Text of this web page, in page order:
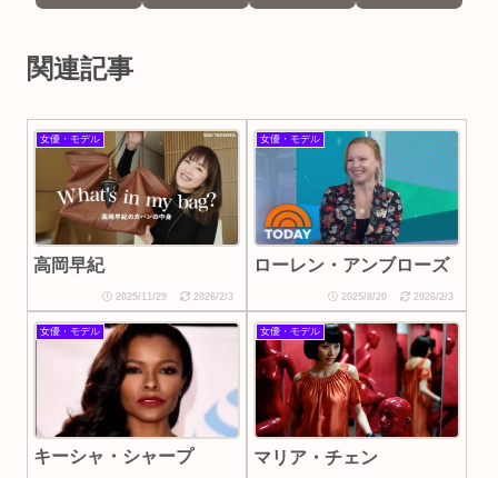
関連記事
女優・モデル
高岡早紀
2025/11/29 2026/2/3
女優・モデル
ローレン・アンブローズ
2025/8/20 2026/2/3
女優・モデル
キーシャ・シャープ
女優・モデル
マリア・チェン